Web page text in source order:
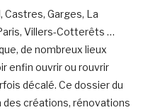
Castres, Garges, La
Villers-Cotterêts …
de nombreux lieux
enfin ouvrir ou rouvrir
décalé. Ce dossier du
des créations, rénovations